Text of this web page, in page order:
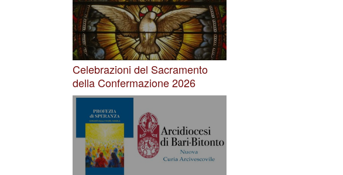
Celebrazioni del Sacramento
della Confermazione 2026